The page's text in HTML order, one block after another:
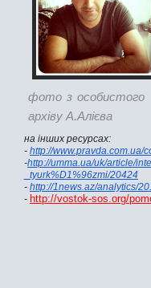
фото з особистого
архіву А.Алієва
на інших ресурсах:
- http://www.pravda.com.ua/
-http://umma.ua/uk/article/
_tyurk%D1%96zmi/20424
- http://1news.az/analytics/
- http://vostok-sos.org/